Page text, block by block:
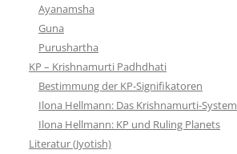
Ayanamsha
Guna
Purushartha
KP – Krishnamurti Padhdhati
Bestimmung der KP-Signifikatoren
Ilona Hellmann: Das Krishnamurti-System
Ilona Hellmann: KP und Ruling Planets
Literatur (Jyotish)